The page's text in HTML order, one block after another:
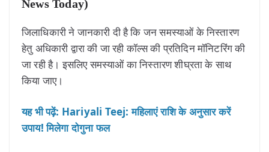
News Today)
जिलाधिकारी ने जानकारी दी है कि जन समस्याओं के निस्तारण
हेतु अधिकारी द्वारा की जा रही कॉल्स की प्रतिदिन मॉनिटरिंग की
जा रही है। इसलिए समस्याओं का निस्तारण शीघ्रता के साथ
किया जाए।
यह भी पढ़ें: Hariyali Teej: महिलाएं राशि के अनुसार करें
उपाय! मिलेगा दोगुना फल